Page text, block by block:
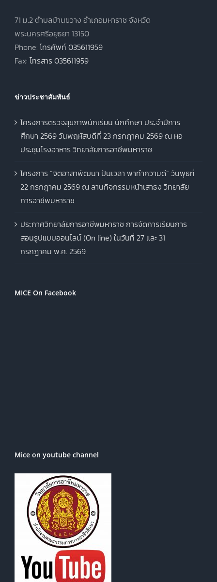
71 ม.2 ตำบลบ้านขวาง อำเภอมหาราช จังหวัด
พระนครศรีอยุธยา 13150
Phone: โทรศัพท์ 035611959
Fax: โทรสาร 035611959
ข่าวประชาสัมพันธ์
โครงการตรวจสุขภาพนักเรียน นักศึกษา ประจำปีการ
ศึกษา 2569 วันพฤหัสบดีที่ 23 กรกฎาคม 2569 ณ หอ
ประชุมโรงอาหาร วิทยาลัยการอาชีพมหาราช
โครงการ “จิตอาสาพัฒนา ปันเวลา พาทำความดี” วันพุธที่
22 กรกฎาคม 2569 ณ ลานกิจกรรมหน้าเสาธง วิทยาลัย
การอาชีพมหาราช
ประกาศวิทยาลัยการอาชีพมหาราช การจัดการเรียนการ
สอนรูปแบบออนไลน์ (On line) ในวันที่ 27 และ 31
กรกฎาคม พ.ศ. 2569
MICE On Facebook
Mice on youtube channel